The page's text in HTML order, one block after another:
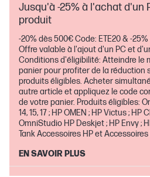
Jusqu'à -25% à l'achat d'un
produit
-20% dès 500€ Code: ETE20 & -
Offre valable à l'ajout d'un PC et
Conditions d'éligibilité: Atteindre le montant minimal du
panier pour profiter de la réduction
produits éligibles. Acheter
autre article et appliquez le code
de votre panier. Produits éligibles: OmniBook 3, 5, 7, X, Ultra ; HP
14, 15, 17 ; HP OMEN ; HP Victus ;
OmniStudio HP Deskjet ; HP Envy ;
Tank Accessoires HP et Accessoires
Offre valable jusqu'au 30 août inclus
EN SAVOIR PLUS